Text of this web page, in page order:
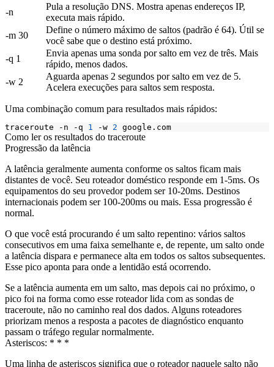
-n
Pula a resolução DNS. Mostra apenas endereços IP,
executa mais rápido.
-m 30
Define o número máximo de saltos (padrão é 64). Útil se
você sabe que o destino está próximo.
-q 1
Envia apenas uma sonda por salto em vez de três. Mais
rápido, menos dados.
-w 2
Aguarda apenas 2 segundos por salto em vez de 5.
Acelera execuções para saltos sem resposta.
Uma combinação comum para resultados mais rápidos:
traceroute -n -q 1 -w 2
Como ler os resultados do traceroute
Progressão da latência
A latência geralmente aumenta conforme os saltos ficam mais
distantes de você. Seu roteador doméstico responde em 1-5ms. Os
equipamentos do seu provedor podem ser 10-20ms. Destinos
internacionais podem ser 100-200ms ou mais. Essa progressão é
normal.
O que você está procurando é um salto repentino: vários saltos
consecutivos em uma faixa semelhante e, de repente, um salto onde
a latência dispara e permanece alta em todos os saltos subsequentes.
Esse pico aponta para onde a lentidão está ocorrendo.
Se a latência aumenta em um salto, mas depois cai no próximo, o
pico foi na forma como esse roteador lida com as sondas de
traceroute, não no caminho real dos dados. Alguns roteadores
priorizam menos a resposta a pacotes de diagnóstico enquanto
passam o tráfego regular normalmente.
Asteriscos: * * *
Uma linha de asteriscos significa que o roteador naquele salto não